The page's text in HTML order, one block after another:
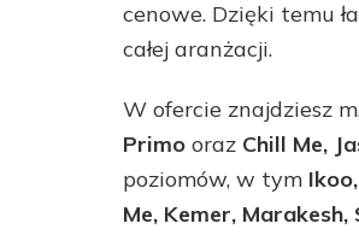
cenowe. Dzięki temu
całej aranżacji.
W ofercie znajdziesz
Primo oraz Chill Me,
poziomów, w tym
Me, Kemer,